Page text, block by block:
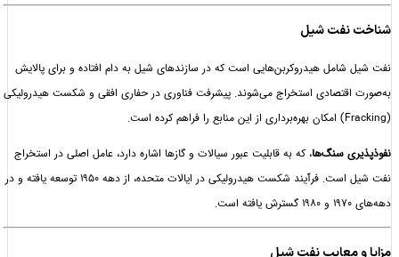
نفت شیل
هیدروکربن‌هایی است که در سازندهای شیل به دام افتاده و برای پالایش
استخراج می‌شوند. پیشرفت فناوری در حفاری افقی و شکست هیدرولیکی
سنگ‌ها، که به قابلیت عبور سیالات و گازها اشاره دارد، عامل اصلی در استخراج
نفت شیل است. فرآیند شکست هیدرولیکی در ایالات متحده، از دهه 1950 توسعه یافته و در
معایب نفت شیل